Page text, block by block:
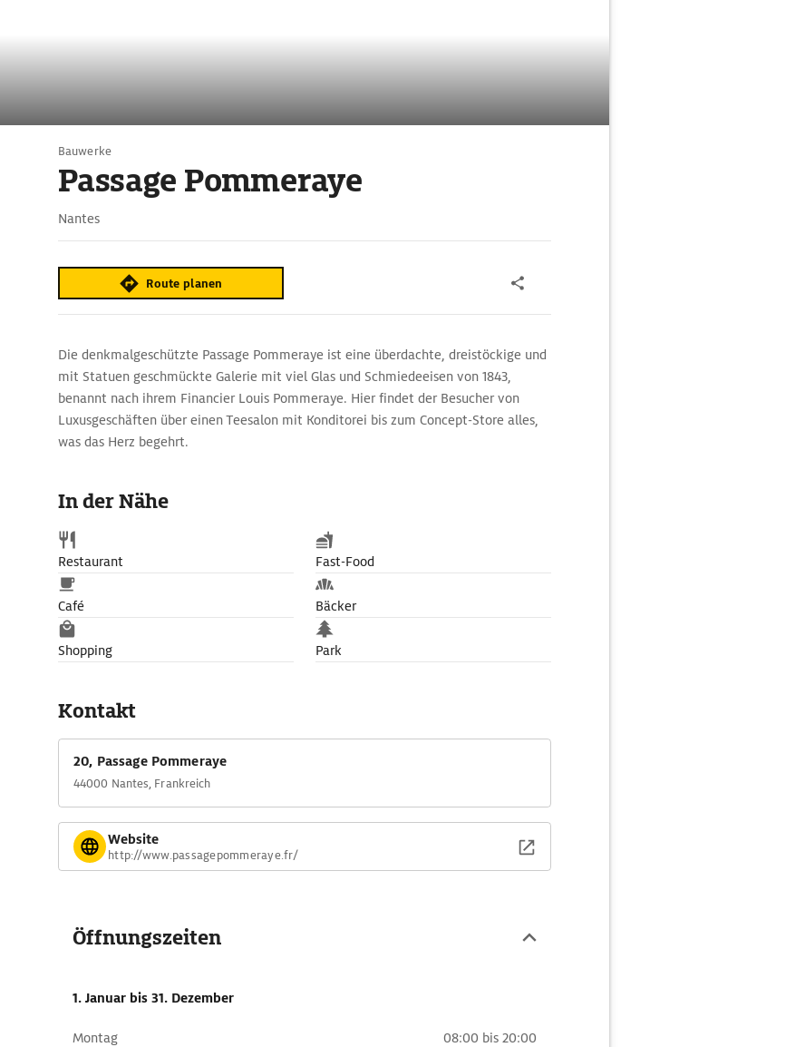
Bauwerke
Passage Pommeraye
Nantes
Route planen
Die denkmalgeschützte Passage Pommeraye ist eine überdachte, dreistöckige und
mit Statuen geschmückte Galerie mit viel Glas und Schmiedeeisen von 1843,
benannt nach ihrem Financier Louis Pommeraye. Hier findet der Besucher von
Luxusgeschäften über einen Teesalon mit Konditorei bis zum Concept-Store alles,
was das Herz begehrt.
In der Nähe
Restaurant Fast-Food
Café Bäcker
Shopping Park
Kontakt
20, Passage Pommeraye
44000 Nantes, Frankreich
Website
http://www.passagepommeraye.fr/
Öffnungszeiten
1. Januar bis 31. Dezember
Montag 08:00 bis 20:00